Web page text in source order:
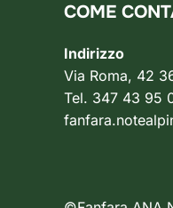
COME
Indirizzo
Via Roma, 42
Tel. 347 43 95